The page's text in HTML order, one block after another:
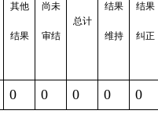
其他
结果
尚未
审结
总计
结果
维持
结果
纠正
0 0 0 0 0